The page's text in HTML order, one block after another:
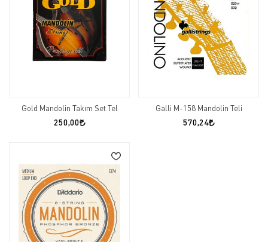
Gold Mandolin Takım Set Tel
250,00
Galli M-158 Mandolin Teli
570,24